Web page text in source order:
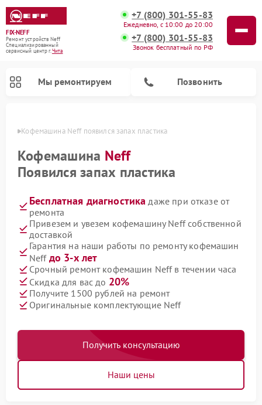
FIX-NEFF
Ремонт устройств Neff
Специализированный
cервисный центр г.Чита
+7 (800) 301-55-83
Ежедневно, с 10:00 до 20:00
+7 (800) 301-55-83
Звонок бесплатный по РФ
Мы ремонтируем Позвонить
Кофемашина Neff появился запах пластика
Кофемашина Neff
Появился запах пластика
Бесплатная диагностика даже при отказе от
ремонта
Привезем и увезем кофемашину Neff собственной
доставкой
Гарантия на наши работы по ремонту кофемашин
Neff до 3-х лет
Срочный ремонт кофемашин Neff в течении часа
Скидка для вас до 20%
Получите 1500 рублей на ремонт
Оригинальные комплектующие Neff
Получить консультацию
Наши цены